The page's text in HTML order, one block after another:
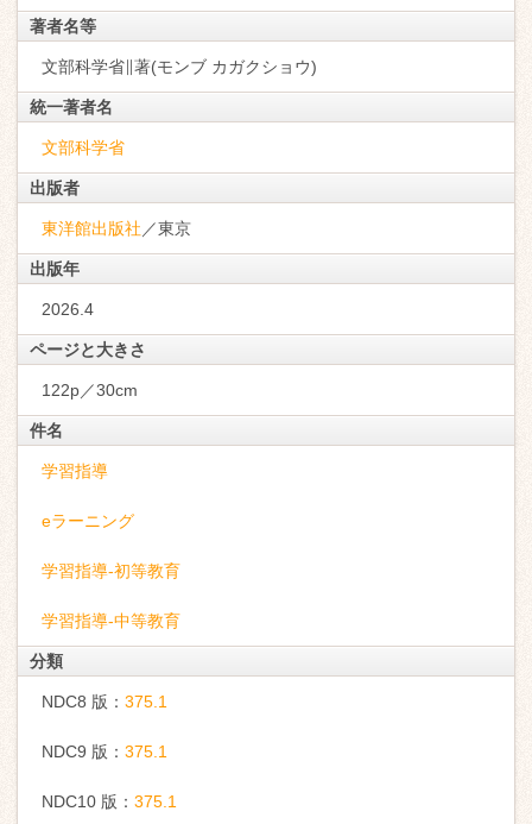
著者名等
文部科学省∥著(モンブ カガクショウ)
統一著者名
文部科学省
出版者
東洋館出版社 ／東京
出版年
2026.4
ページと大きさ
122p／30cm
件名
学習指導
eラーニング
学習指導-初等教育
学習指導-中等教育
分類
NDC8 版： 375.1
NDC9 版： 375.1
NDC10 版： 375.1